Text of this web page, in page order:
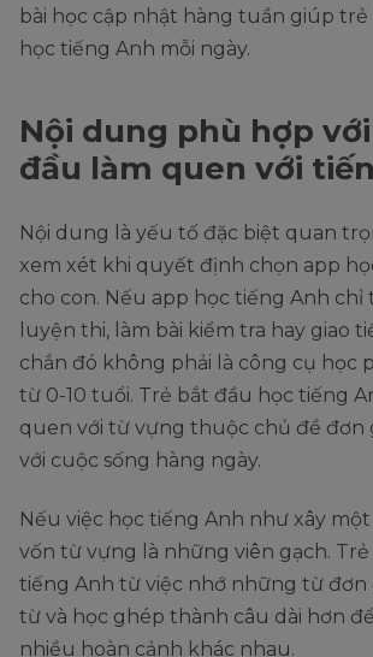
bài học cập nhật hàng tuần giúp
học tiếng Anh mỗi ngày.
Nội dung phù hợp
đầu làm quen với
Nội dung là yếu tố đặc biệt quan
xem xét khi quyết định chọn app
cho con. Nếu app học tiếng Anh
luyện thi, làm bài kiểm tra hay giao
chắn đó không phải là công cụ học
từ 0-10 tuổi. Trẻ bắt đầu học tiếng
quen với từ vựng thuộc chủ đề đơn
với cuộc sống hàng ngày.
Nếu việc học tiếng Anh như xây
vốn từ vựng là những viên gạch.
tiếng Anh từ việc nhớ những từ đơn
từ và học ghép thành câu dài hơn
nhiều hoàn cảnh khác nhau.